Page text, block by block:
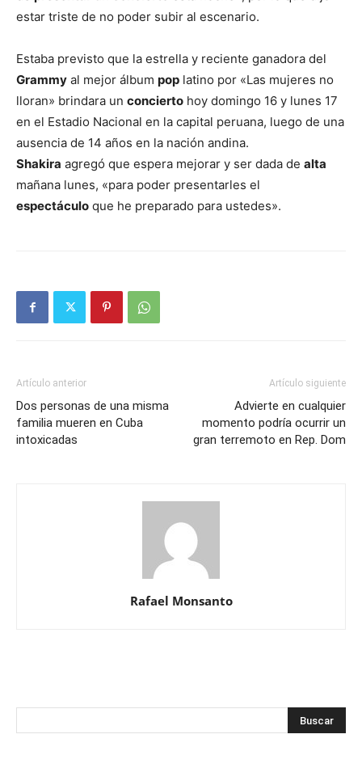
estar triste de no poder subir al escenario.
Estaba previsto que la estrella y reciente ganadora del
Grammy al mejor álbum pop latino por «Las mujeres no
lloran» brindara un concierto hoy domingo 16 y lunes 17
en el Estadio Nacional en la capital peruana, luego de una
ausencia de 14 años en la nación andina.
Shakira agregó que espera mejorar y ser dada de alta
mañana lunes, «para poder presentarles el
espectáculo que he preparado para ustedes».
Artículo anterior
Dos personas de una misma
familia mueren en Cuba
intoxicadas
Artículo siguiente
Advierte en cualquier
momento podría ocurrir un
gran terremoto en Rep. Dom
Rafael Monsanto